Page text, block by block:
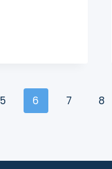
5 6 7 8